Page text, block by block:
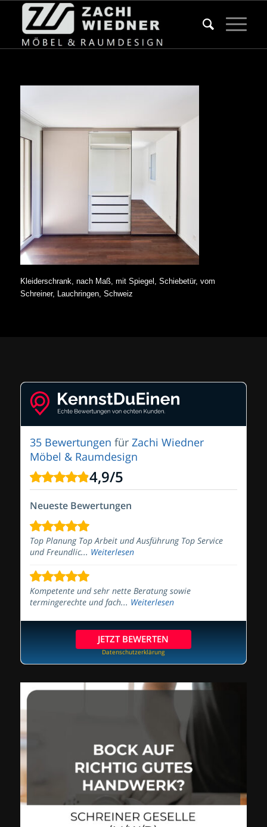
Kleiderschrank, nach Maß, mit Spiegel, Schiebetür, vom
Schreiner, Lauchringen, Schweiz
35 Bewertungen für Zachi Wiedner
Möbel & Raumdesign
4,9/5
Neueste Bewertungen
Top Planung Top Arbeit und Ausführung Top Service
und Freundlic... Weiterlesen
Kompetente und sehr nette Beratung sowie
termingerechte und fach... Weiterlesen
JETZT BEWERTEN
Datenschutzerklärung